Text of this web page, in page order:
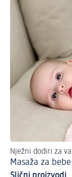
Nježni dodiri za
Masaža za